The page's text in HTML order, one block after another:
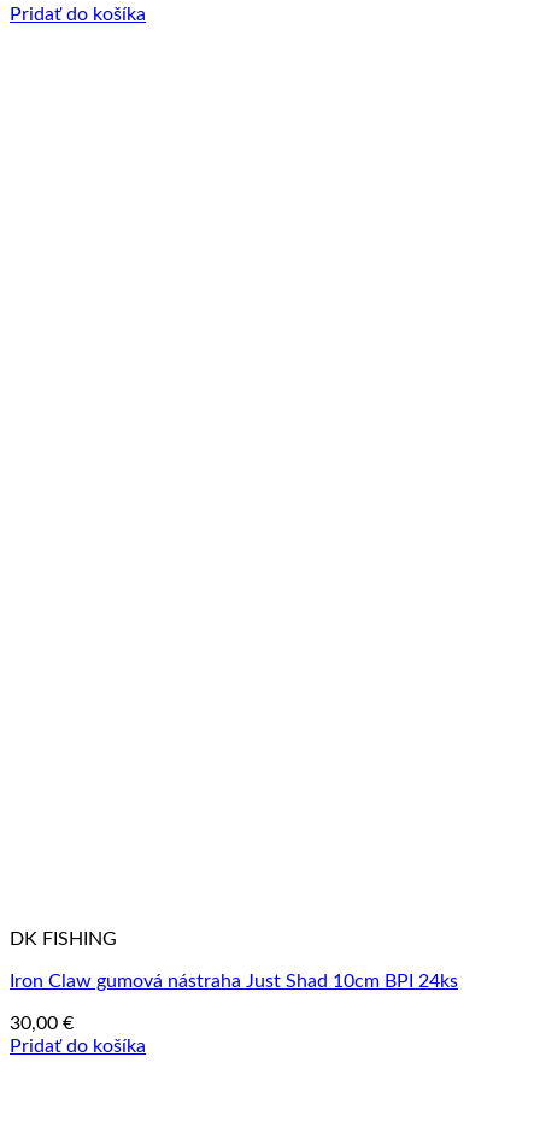
Pridať do košíka
DK FISHING
Iron Claw gumová nástraha Just Shad 10cm BPI 24ks
30,00 €
Pridať do košíka